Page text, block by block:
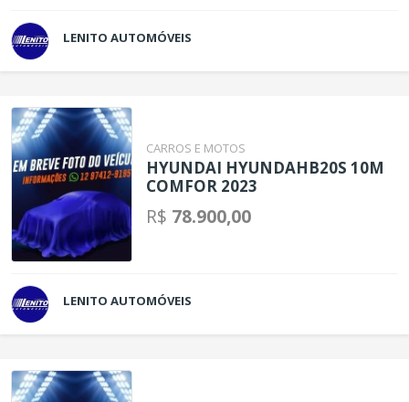
LENITO AUTOMÓVEIS
CARROS E MOTOS
HYUNDAI HYUNDAHB20S 10M
COMFOR 2023
R$ 78.900,00
LENITO AUTOMÓVEIS